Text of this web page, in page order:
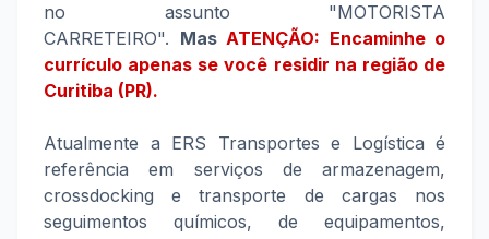
no assunto "MOTORISTA
CARRETEIRO". Mas ATENÇÃO: Encaminhe o
currículo apenas se você residir na região de
Curitiba (PR).
Atualmente a ERS Transportes e Logística é
referência em serviços de armazenagem,
crossdocking e transporte de cargas nos
seguimentos químicos, de equipamentos,